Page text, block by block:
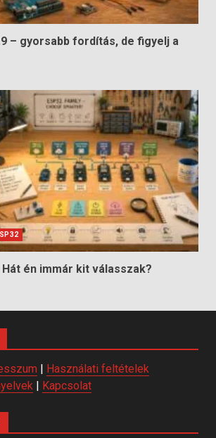
– gyorsabb fordítás, de figyelj a
Hát én immár kit válasszak?
Használati feltételek
Kapcsolat